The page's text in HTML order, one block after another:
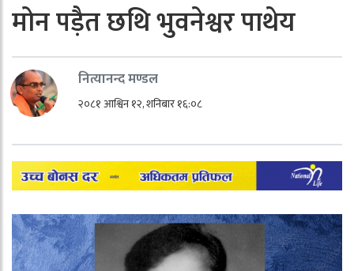
मोन पड़ैत छथि भुवनेश्वर पाथेय
नित्यानन्द मण्डल
२०८१ आश्विन १२, शनिबार १६:०८